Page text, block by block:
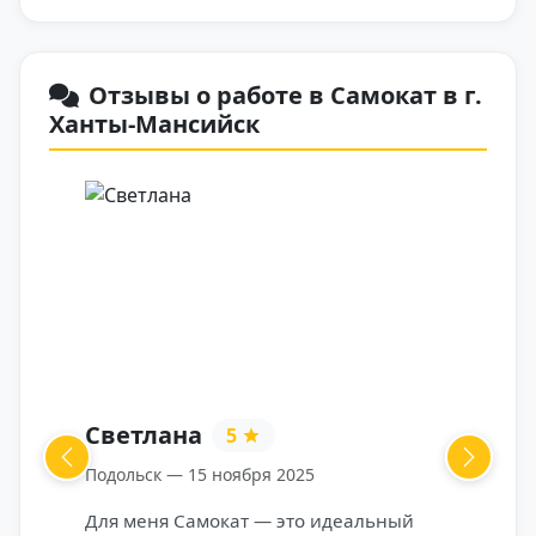
Отзывы о работе в Самокат в г.
Ханты-Мансийск
ноября 2025
— это идеальный
Денис
Санкт-Петербург — 15 ноября
Работаю третий месяц. В
Previous Next